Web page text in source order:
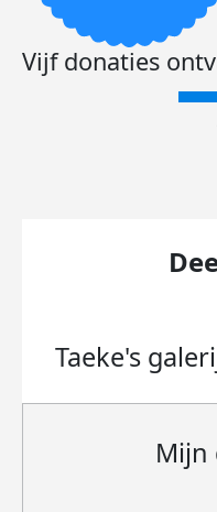
Vijf donaties
Taeke's
Mijn